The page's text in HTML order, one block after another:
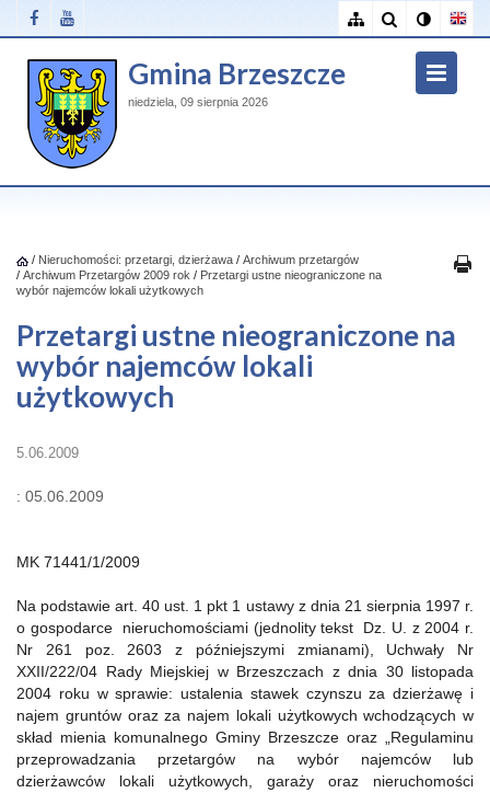
Gmina Brzeszcze
niedziela, 09 sierpnia 2026
/ Nieruchomości: przetargi, dzierżawa / Archiwum przetargów
/ Archiwum Przetargów 2009 rok / Przetargi ustne nieograniczone na
wybór najemców lokali użytkowych
Przetargi ustne nieograniczone na
wybór najemców lokali
użytkowych
5.06.2009
: 05.06.2009
MK 71441/1/2009
Na podstawie art. 40 ust. 1 pkt 1 ustawy z dnia 21 sierpnia 1997 r.
o gospodarce nieruchomościami (jednolity tekst Dz. U. z 2004 r.
Nr 261 poz. 2603 z późniejszymi zmianami), Uchwały Nr
XXII/222/04 Rady Miejskiej w Brzeszczach z dnia 30 listopada
2004 roku w sprawie: ustalenia stawek czynszu za dzierżawę i
najem gruntów oraz za najem lokali użytkowych wchodzących w
skład mienia komunalnego Gminy Brzeszcze oraz „Regulaminu
przeprowadzania przetargów na wybór najemców lub
dzierżawców lokali użytkowych, garaży oraz nieruchomości